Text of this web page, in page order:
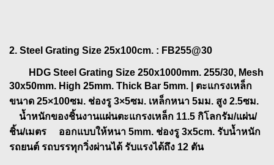
2. Steel Grating Size 25x100cm. : FB255@30
HDG Steel Grating Size 250x1000mm. 255/30, Mesh
30x50mm. High 25mm. Thick Bar 5mm. | ตะแกรงเหล็ก
ขนาด 25×100ซม. ช่องรู 3×5ซม. เหล็กหนา 5มม. สูง 2.5ซม.
น้ำหนักของชิ้นงานแผ่นตะแกรงเหล็ก 11.5 กิโลกรัม/แผ่น/
ชิ้น/เมตร ออกแบบให้หนา 5mm. ช่องรู 3x5cm. รับน้ำหนัก
รถยนต์ รถบรรทุกวิ่งผ่านได้ รับแรงได้ถึง 12 ตัน